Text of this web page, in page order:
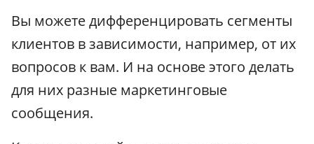
Вы можете дифференцировать сегменты
клиентов в зависимости, например, от их
вопросов к вам. И на основе этого делать
для них разные маркетинговые
сообщения.